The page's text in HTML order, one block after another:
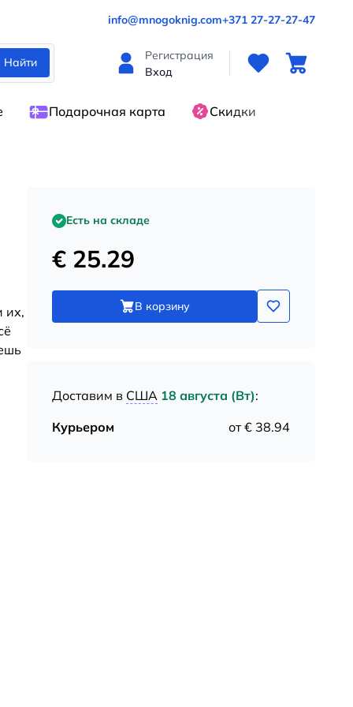
info@mnogoknig.com+371 27-27-27-47
Найти
Регистрация
Вход
Подарочная карта Скидки
их,
Есть на складе
€ 25.29
В корзину
Доставим в США 18 августа (Вт):
Курьером
от € 38.94